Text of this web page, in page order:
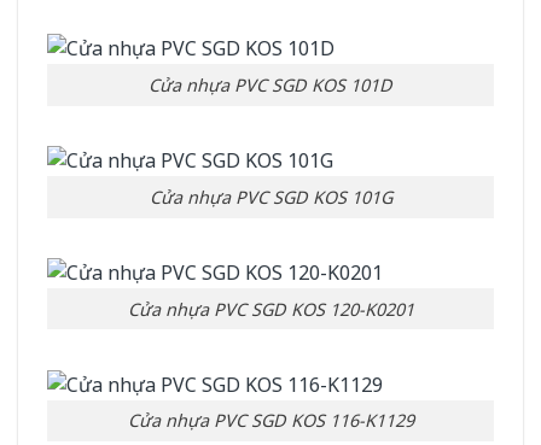
Cửa nhựa PVC SGD KOS 101D
Cửa nhựa PVC SGD KOS 101G
Cửa nhựa PVC SGD KOS 120-K0201
Cửa nhựa PVC SGD KOS 116-K1129